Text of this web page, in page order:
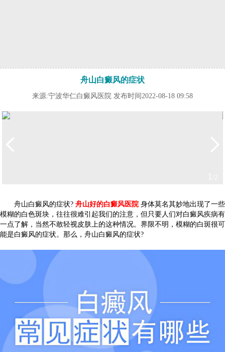
舟山白癜风的症状
来源:宁波华仁白癜风医院 发布时间2022-08-18 09:58
舟山白癜风的症状? 舟山好的白癜风医院身体莫名其妙地出现了一些
模糊的白色斑块，往往很难引起我们的注意，但只要人们对白癜风疾病有
一点了解，当然不敢轻视皮肤上的这种情况。界限不明，模糊的白斑很可
能是白癜风的症状。那么，舟山白癜风的症状?